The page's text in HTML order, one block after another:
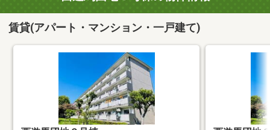
賃貸(アパート・マンション・一戸建て)